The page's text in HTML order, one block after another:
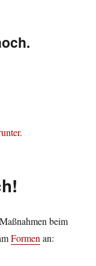
beim
Formenan: